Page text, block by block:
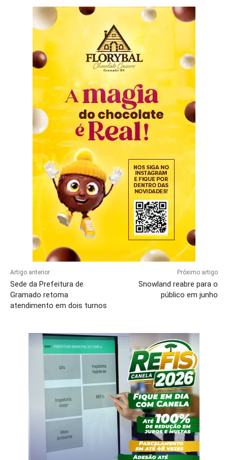
Artigo anterior
Sede da Prefeitura de
Gramado retoma
atendimento em dois turnos
Próximo artigo
Snowland reabre para o
público em junho